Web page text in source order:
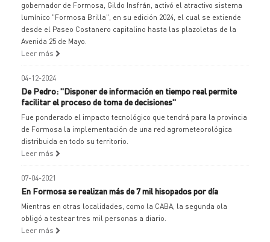
gobernador de Formosa, Gildo Insfrán, activó el atractivo sistema
lumínico "Formosa Brilla", en su edición 2024, el cual se extiende
desde el Paseo Costanero capitalino hasta las plazoletas de la
Avenida 25 de Mayo.
Leer más
04-12-2024
De Pedro: "Disponer de información en tiempo real permite
facilitar el proceso de toma de decisiones"
Fue ponderado el impacto tecnológico que tendrá para la provincia
de Formosa la implementación de una red agrometeorológica
distribuida en todo su territorio.
Leer más
07-04-2021
En Formosa se realizan más de 7 mil hisopados por día
Mientras en otras localidades, como la CABA, la segunda ola
obligó a testear tres mil personas a diario.
Leer más